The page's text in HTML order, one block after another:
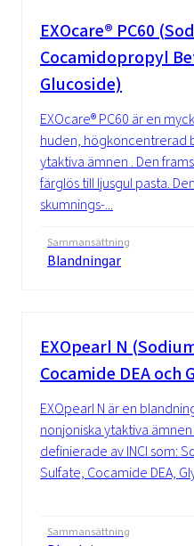
EXOcare® PC60
Cocamidopropyl
Glucoside)
EXOcare® PC60 är en
huden, högkoncentrerad
ytaktiva ämnen . Den
färglös till ljusgul pasta.
skumnings-...
Sammansättning
Blandningar
EXOpearl N
Cocamide DEA och
EXOpearl N är en
nonjoniska ytaktiva
definierade av INCI som:
Sulfate, Cocamide DEA,
Sammansättning